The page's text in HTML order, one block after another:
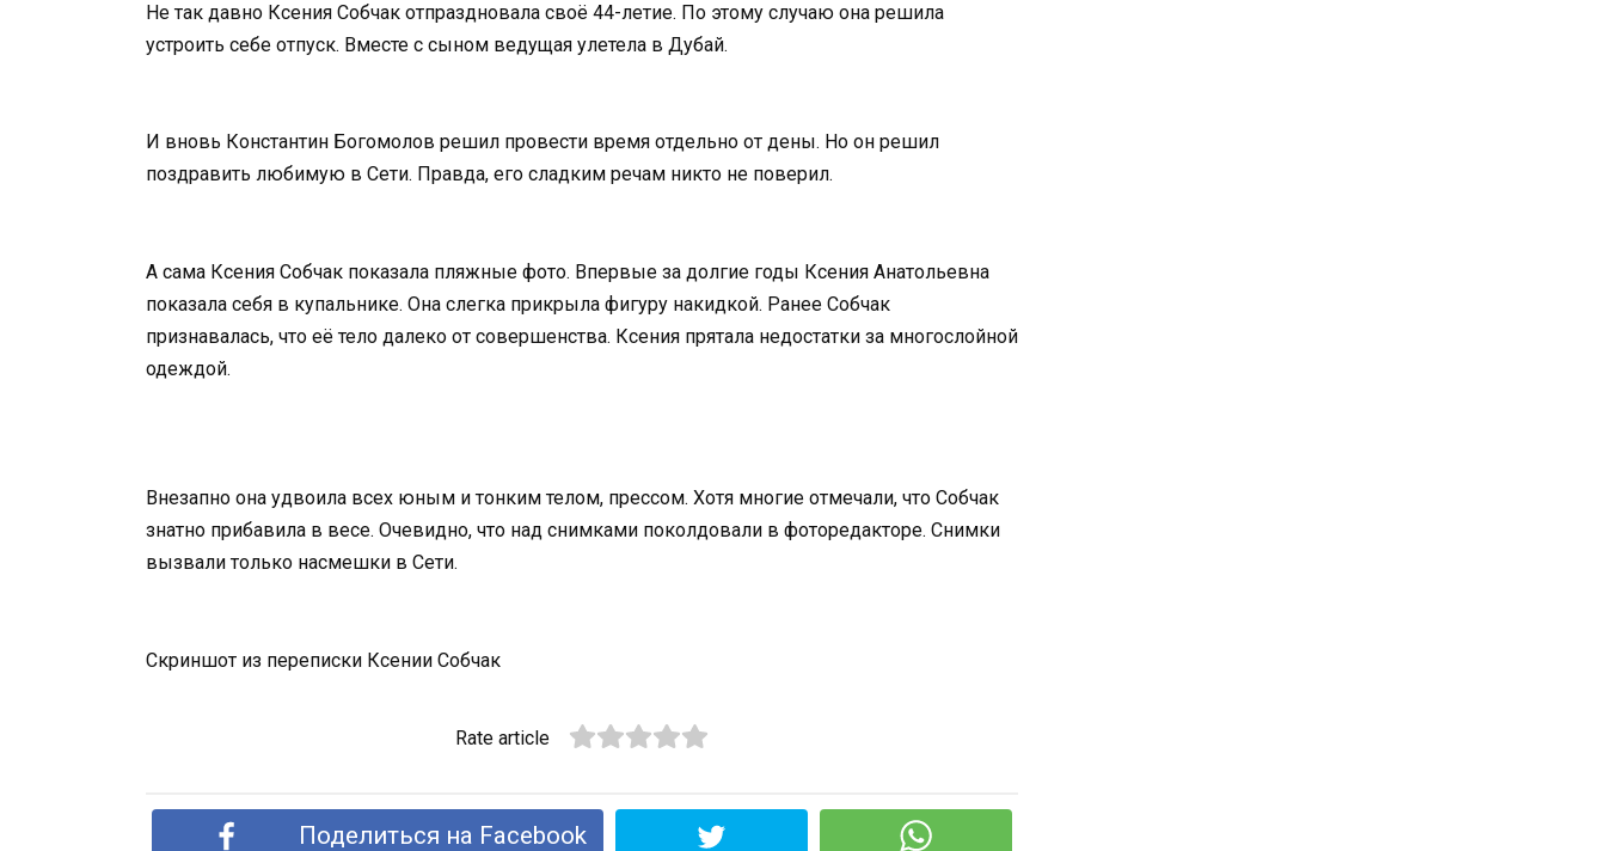
Не так давно Ксения Собчак отпраздновала своё 44-летие. По этому случаю она решила
устроить себе отпуск. Вместе с сыном ведущая улетела в Дубай.
И вновь Константин Богомолов решил провести время отдельно от дены. Но он решил
поздравить любимую в Сети. Правда, его сладким речам никто не поверил.
А сама Ксения Собчак показала пляжные фото. Впервые за долгие годы Ксения Анатольевна
показала себя в купальнике. Она слегка прикрыла фигуру накидкой. Ранее Собчак
признавалась, что её тело далеко от совершенства. Ксения прятала недостатки за многослойной
одеждой.
Внезапно она удвоила всех юным и тонким телом, прессом. Хотя многие отмечали, что Собчак
знатно прибавила в весе. Очевидно, что над снимками поколдовали в фоторедакторе. Снимки
вызвали только насмешки в Сети.
Скриншот из переписки Ксении Собчак
Rate article
Поделиться на Facebook